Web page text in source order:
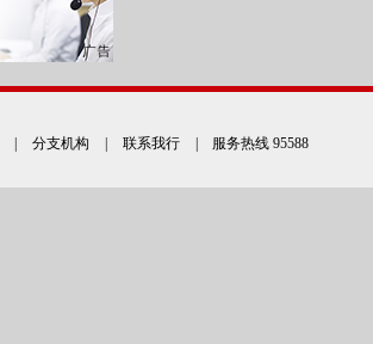
分支机构 联系我行 | 服务热线 95588